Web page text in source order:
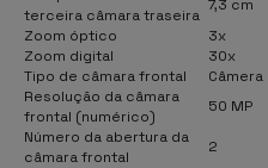
terceira câmara traseira
7,3 cm
Zoom óptico
3x
Zoom digital
30x
Tipo de câmara frontal
Câmera
Resolução da câmara
frontal (numérico)
50 MP
Número da abertura da
câmara frontal
2